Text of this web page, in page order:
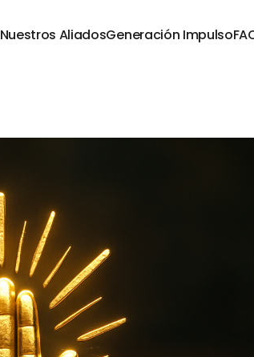
Nuestros AliadosGeneración Impulso